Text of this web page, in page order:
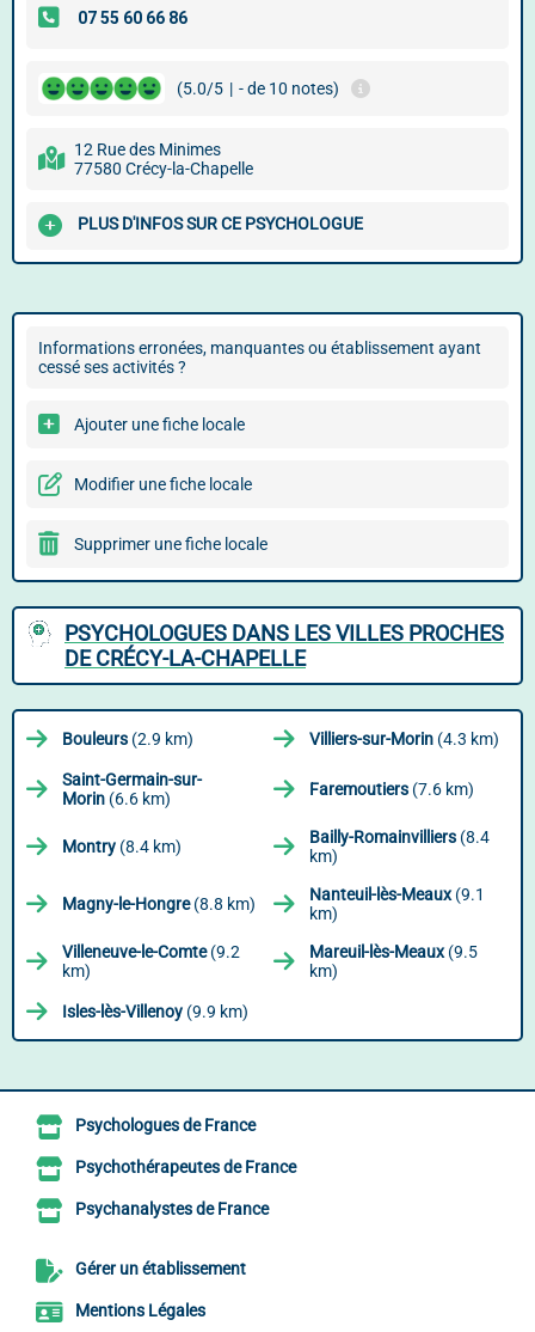
(5.0/5 | - de 10 notes)
12 Rue des Minimes
77580 Crécy-la-Chapelle
PLUS D'INFOS SUR CE PSYCHOLOGUE
Informations erronées, manquantes ou établissement ayant
cessé ses activités ?
Ajouter une fiche locale
Modifier une fiche locale
Supprimer une fiche locale
PSYCHOLOGUES DANS LES VILLES PROCHES
DE CRÉCY-LA-CHAPELLE
Bouleurs (2.9 km) Villiers-sur-Morin (4.3 km)
Saint-Germain-sur-
Morin (6.6 km) Faremoutiers (7.6 km)
Montry (8.4 km) Bailly-Romainvilliers (8.4
km)
Magny-le-Hongre(8.8 km) Nanteuil-lès-Meaux(9.1
km)
Villeneuve-le-Comte(9.2
km)
Mareuil-lès-Meaux(9.5
km)
Isles-lès-Villenoy (9.9 km)
Psychologues de France
Psychothérapeutes de France
Psychanalystes de France
Gérer un établissement
Mentions Légales